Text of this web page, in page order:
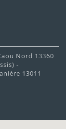
Nord 13360
-
13011